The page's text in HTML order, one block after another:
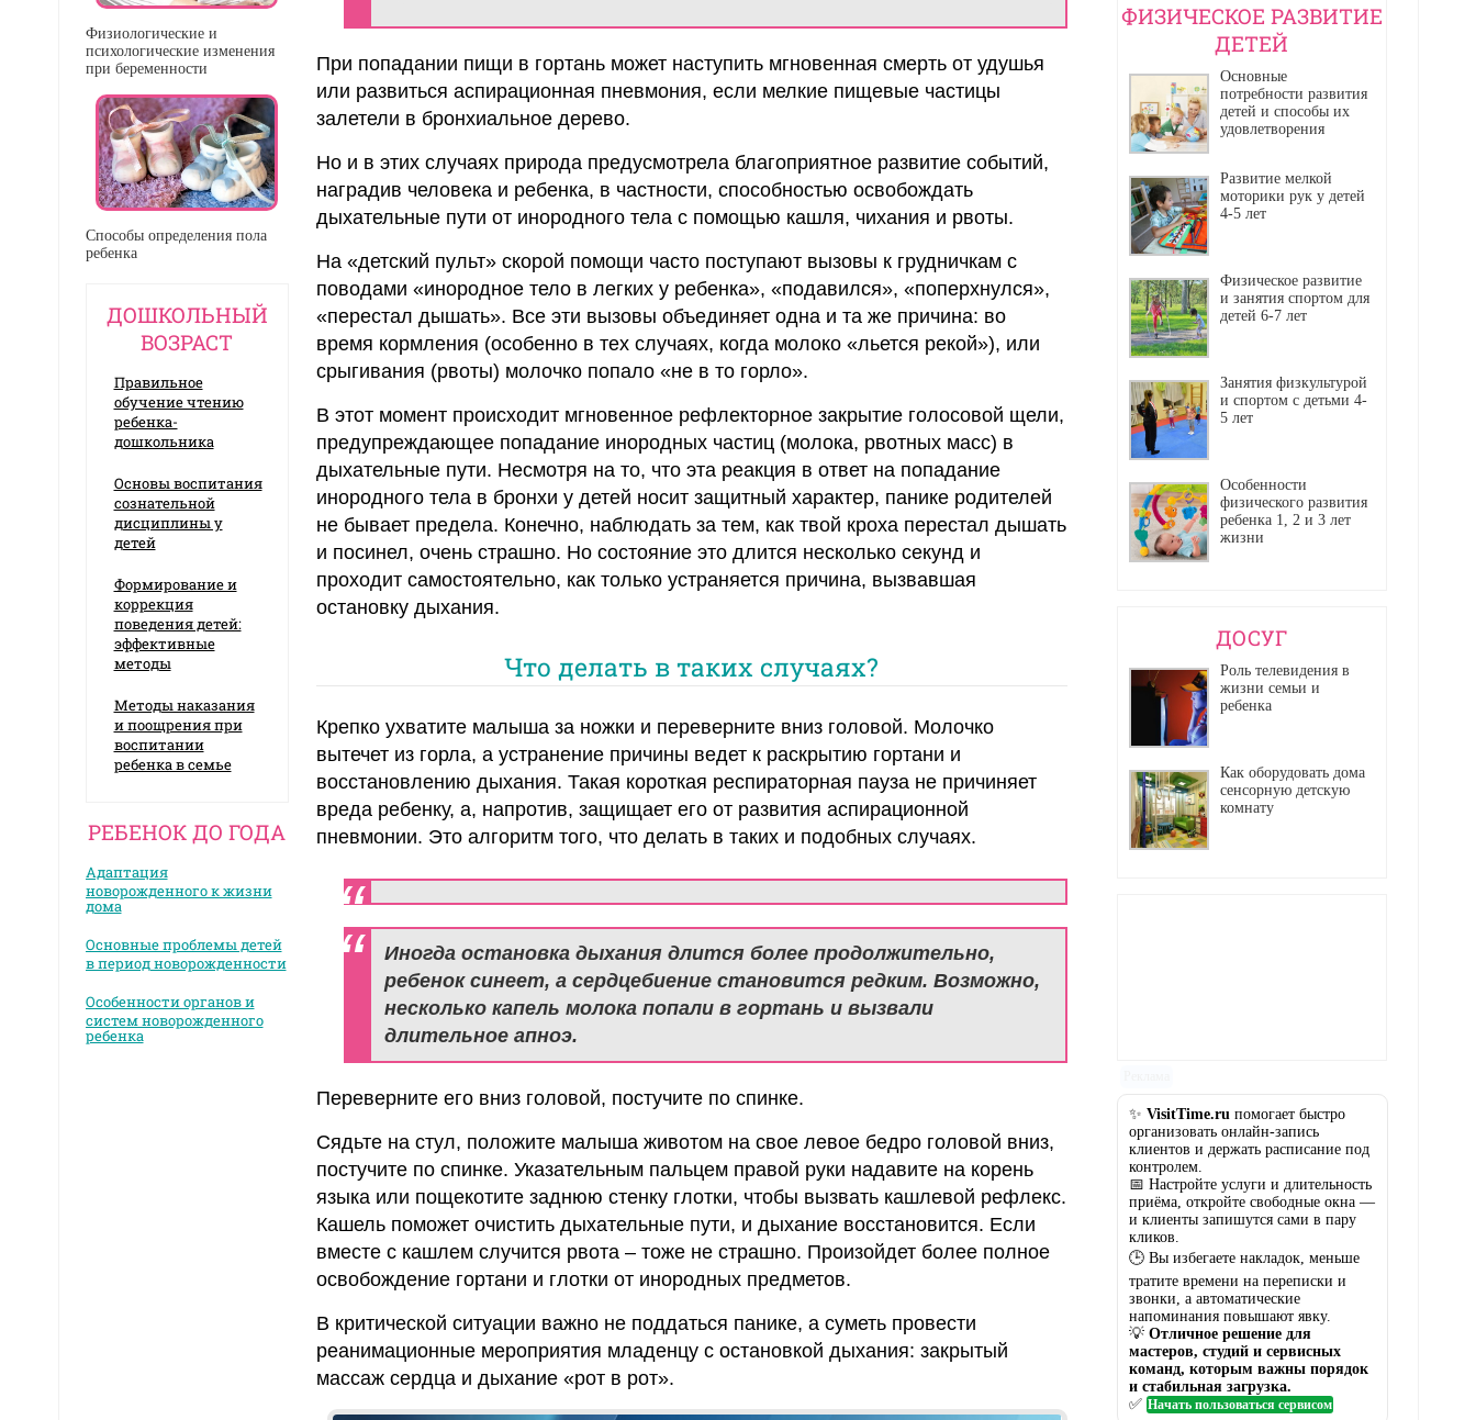
Физиологические и
психологические изменения
при беременности
Способы определения пола
ребенка
ДОШКОЛЬНЫЙ
ВОЗРАСТ
Правильное
обучение чтению
ребенка-
дошкольника
Основы воспитания
сознательной
дисциплины у
детей
Формирование и
коррекция
поведения детей:
эффективные
методы
Методы наказания
и поощрения при
воспитании
ребенка в семье
РЕБЕНОК ДО ГОДА
Адаптация
новорожденного к жизни
дома
Основные проблемы детей
в период новорожденности
Особенности органов и
систем новорожденного
ребенка
При попадании пищи в гортань может наступить мгновенная смерть от удушья
или развиться аспирационная пневмония, если мелкие пищевые частицы
залетели в бронхиальное дерево.
Но и в этих случаях природа предусмотрела благоприятное развитие событий,
наградив человека и ребенка, в частности, способностью освобождать
дыхательные пути от инородного тела с помощью кашля, чихания и рвоты.
На «детский пульт» скорой помощи часто поступают вызовы к грудничкам с
поводами «инородное тело в легких у ребенка», «подавился», «поперхнулся»,
«перестал дышать». Все эти вызовы объединяет одна и та же причина: во
время кормления (особенно в тех случаях, когда молоко «льется рекой»), или
срыгивания (рвоты) молочко попало «не в то горло».
В этот момент происходит мгновенное рефлекторное закрытие голосовой щели,
предупреждающее попадание инородных частиц (молока, рвотных масс) в
дыхательные пути. Несмотря на то, что эта реакция в ответ на попадание
инородного тела в бронхи у детей носит защитный характер, панике родителей
не бывает предела. Конечно, наблюдать за тем, как твой кроха перестал дышать
и посинел, очень страшно. Но состояние это длится несколько секунд и
проходит самостоятельно, как только устраняется причина, вызвавшая
остановку дыхания.
Что делать в таких случаях?
Крепко ухватите малыша за ножки и переверните вниз головой. Молочко
вытечет из горла, а устранение причины ведет к раскрытию гортани и
восстановлению дыхания. Такая короткая респираторная пауза не причиняет
вреда ребенку, а, напротив, защищает его от развития аспирационной
пневмонии. Это алгоритм того, что делать в таких и подобных случаях.
Иногда остановка дыхания длится более продолжительно,
ребенок синеет, а сердцебиение становится редким. Возможно,
несколько капель молока попали в гортань и вызвали
длительное апноэ.
Переверните его вниз головой, постучите по спинке.
Сядьте на стул, положите малыша животом на свое левое бедро головой вниз,
постучите по спинке. Указательным пальцем правой руки надавите на корень
языка или пощекотите заднюю стенку глотки, чтобы вызвать кашлевой рефлекс.
Кашель поможет очистить дыхательные пути, и дыхание восстановится. Если
вместе с кашлем случится рвота – тоже не страшно. Произойдет более полное
освобождение гортани и глотки от инородных предметов.
В критической ситуации важно не поддаться панике, а суметь провести
реанимационные мероприятия младенцу с остановкой дыхания: закрытый
массаж сердца и дыхание «рот в рот».
ФИЗИЧЕСКОЕ РАЗВИТИЕ
ДЕТЕЙ
Основные
потребности развития
детей и способы их
удовлетворения
Развитие мелкой
моторики рук у детей
4-5 лет
Физическое развитие
и занятия спортом для
детей 6-7 лет
Занятия физкультурой
и спортом с детьми 4-
5 лет
Особенности
физического развития
ребенка 1, 2 и 3 лет
жизни
ДОСУГ
Роль телевидения в
жизни семьи и
ребенка
Как оборудовать дома
сенсорную детскую
комнату
✨ VisitTime.ru помогает быстро
организовать онлайн-запись
клиентов и держать расписание под
контролем.
📅 Настройте услуги и длительность
приёма, откройте свободные окна —
и клиенты запишутся сами в пару
кликов.
🕒 Вы избегаете накладок, меньше
тратите времени на переписки и
звонки, а автоматические
напоминания повышают явку.
💡 Отличное решение для
мастеров, студий и сервисных
команд, которым важны порядок
и стабильная загрузка.
✅ Начать пользоваться сервисом